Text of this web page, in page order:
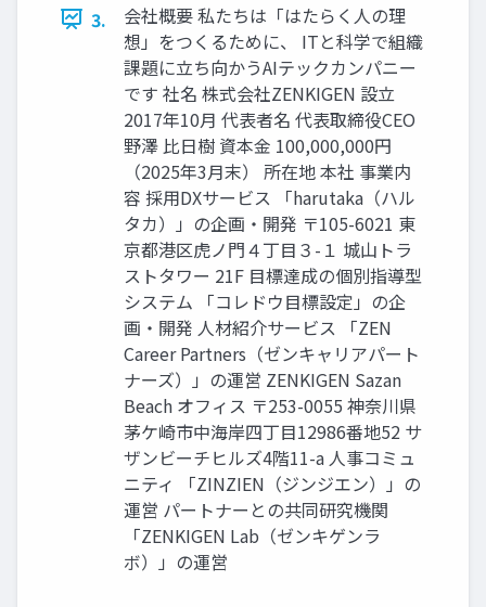
3.
会社概要 私たちは「はたらく人の理
想」をつくるために、 ITと科学で組織
課題に立ち向かうAIテックカンパニー
です 社名 株式会社ZENKIGEN 設立
2017年10月 代表者名 代表取締役CEO
野澤 比日樹 資本金 100,000,000円
（2025年3月末） 所在地 本社 事業内
容 採用DXサービス 「harutaka（ハル
タカ）」の企画・開発 〒105-6021 東
京都港区虎ノ門４丁目３-１ 城山トラ
ストタワー 21F 目標達成の個別指導型
システム 「コレドウ目標設定」の企
画・開発 人材紹介サービス 「ZEN
Career Partners（ゼンキャリアパート
ナーズ）」の運営 ZENKIGEN Sazan
Beach オフィス 〒253-0055 神奈川県
茅ケ崎市中海岸四丁目12986番地52 サ
ザンビーチヒルズ4階11-a 人事コミュ
ニティ 「ZINZIEN（ジンジエン）」の
運営 パートナーとの共同研究機関
「ZENKIGEN Lab（ゼンキゲンラ
ボ）」の運営